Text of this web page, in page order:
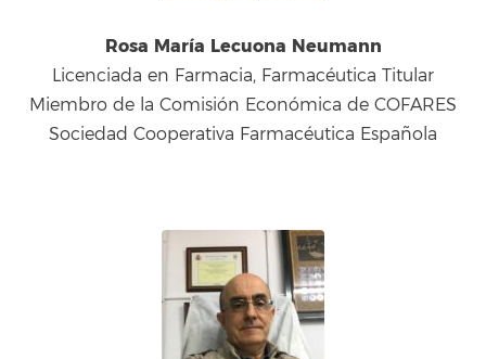
Rosa María Lecuona Neumann
Licenciada en Farmacia, Farmacéutica Titular
Miembro de la Comisión Económica de COFARES
Sociedad Cooperativa Farmacéutica Española